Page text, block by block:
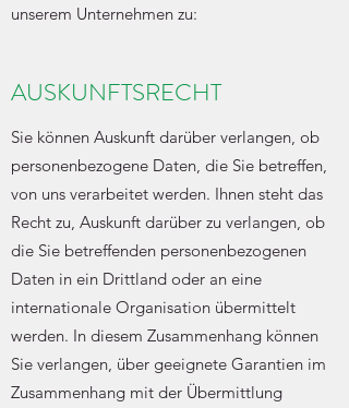
unserem Unternehmen zu:
AUSKUNFTSRECHT
Sie können Auskunft darüber verlangen, ob
personenbezogene Daten, die Sie betreffen,
von uns verarbeitet werden. Ihnen steht das
Recht zu, Auskunft darüber zu verlangen, ob
die Sie betreffenden personenbezogenen
Daten in ein Drittland oder an eine
internationale Organisation übermittelt
werden. In diesem Zusammenhang können
Sie verlangen, über geeignete Garantien im
Zusammenhang mit der Übermittlung